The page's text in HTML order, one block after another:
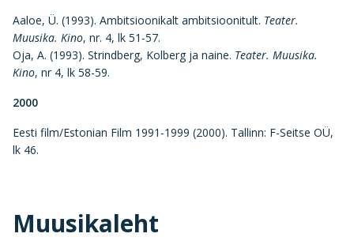
Aaloe, Ü. (1993). Ambitsioonikalt ambitsioonitult. Teater.
Muusika. Kino, nr. 4, lk 51-57.
Oja, A. (1993). Strindberg, Kolberg ja naine. Teater. Muusika.
Kino, nr 4, lk 58-59.
2000
Eesti film/Estonian Film 1991-1999 (2000). Tallinn: F-Seitse OÜ,
lk 46.
Muusikaleht